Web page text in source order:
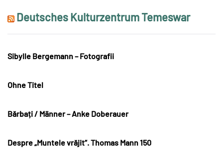
Deutsches Kulturzentrum Temeswar
Sibylle Bergemann – Fotografii
Ohne Titel
Bărbați / Männer – Anke Doberauer
Despre „Muntele vrăjit“. Thomas Mann 150